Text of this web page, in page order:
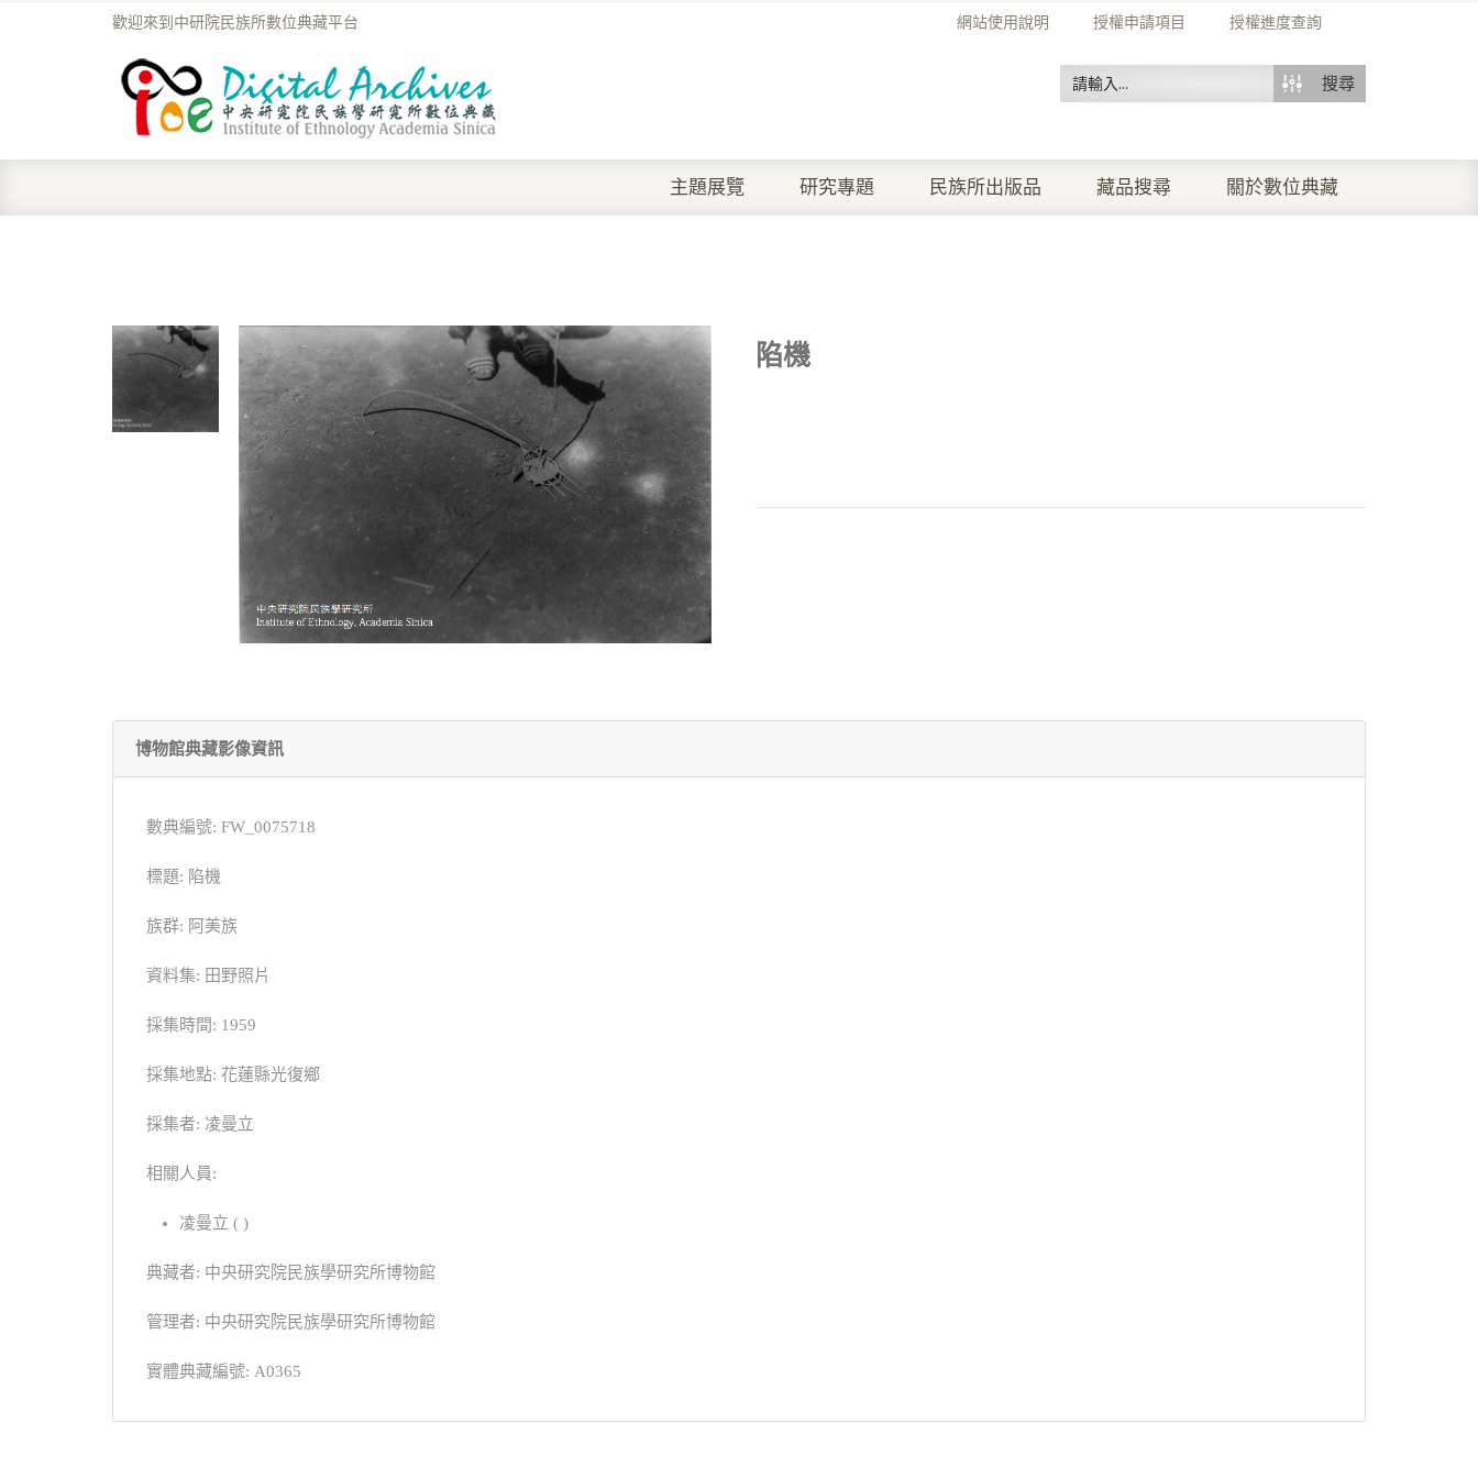
網站使用說明 授權申請項目 授權進度查詢
歡迎來到中研院民族所數位典藏平台
搜尋
主題展覽 研究專題 民族所出版品 藏品搜尋 關於數位典藏
陷機
博物館典藏影像資訊
數典編號: FW_0075718
標題: 陷機
族群: 阿美族
資料集: 田野照片
採集時間: 1959
採集地點: 花蓮縣光復鄉
採集者: 凌曼立
相關人員:
凌曼立 ( )
典藏者: 中央研究院民族學研究所博物館
管理者: 中央研究院民族學研究所博物館
實體典藏編號: A0365